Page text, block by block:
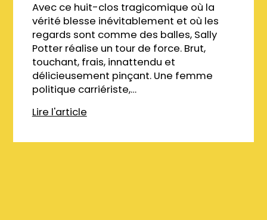
Avec ce huit-clos tragicomique où la
vérité blesse inévitablement et où les
regards sont comme des balles, Sally
Potter réalise un tour de force. Brut,
touchant, frais, innattendu et
délicieusement pinçant. Une femme
politique carriériste,…
Lire l'article